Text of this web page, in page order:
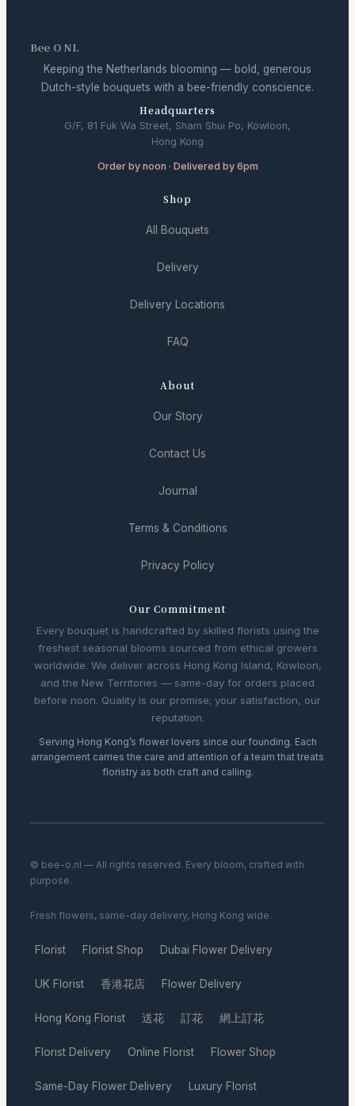
Bee O NL
Keeping the Netherlands blooming — bold, generous
Dutch-style bouquets with a bee-friendly conscience.
Headquarters
G/F, 81 Fuk Wa Street, Sham Shui Po, Kowloon,
Hong Kong
Order by noon · Delivered by 6pm
Shop
All Bouquets
Delivery
Delivery Locations
FAQ
About
Our Story
Contact Us
Journal
Terms & Conditions
Privacy Policy
Our Commitment
Every bouquet is handcrafted by skilled florists using the
freshest seasonal blooms sourced from ethical growers
worldwide. We deliver across Hong Kong Island, Kowloon,
and the New Territories — same-day for orders placed
before noon. Quality is our promise; your satisfaction, our
reputation.
Serving Hong Kong’s flower lovers since our founding. Each
arrangement carries the care and attention of a team that treats
floristry as both craft and calling.
© bee-o.nl — All rights reserved. Every bloom, crafted with
purpose.
Fresh flowers, same-day delivery, Hong Kong wide.
Florist · Florist Shop · Dubai Flower Delivery ·
UK Florist · 香港花店 · Flower Delivery ·
Hong Kong Florist · 送花 · 訂花 · 網上訂花 ·
Florist Delivery · Online Florist · Flower Shop ·
Same-Day Flower Delivery · Luxury Florist ·